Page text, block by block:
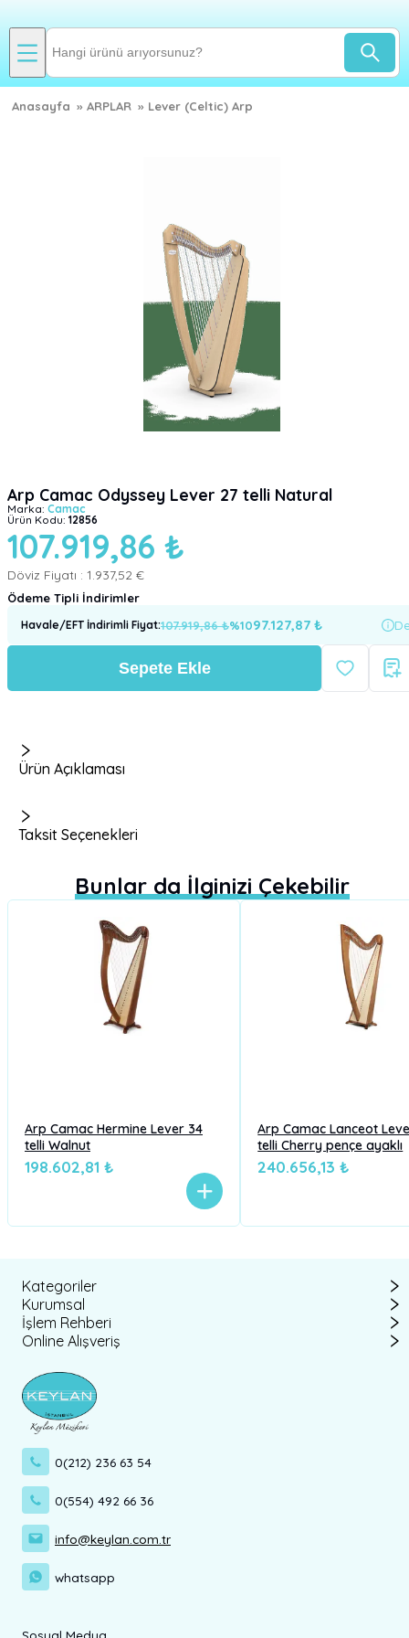
Anasayfa » ARPLAR » Lever (Celtic) Arp
Arp Camac Odyssey Lever 27 telli Natural
Marka: Camac
Ürün Kodu: 12856
107.919,86 ₺
Döviz Fiyatı : 1.937,52 €
Ödeme Tipli İndirimler
Havale/EFT İndirimli Fiyat:107.919,86₺%1097.127,87 ₺
Sepete Ekle
Ürün Açıklaması
Taksit Seçenekleri
Bunlar da İlginizi Çekebilir
Arp Camac Hermine Lever 34
telli Walnut
198.602,81 ₺
Arp Camac Lanceot
telli Cherry pençe ayaklı
240.656,13 ₺
Kategoriler
Kurumsal
İşlem Rehberi
Online Alışveriş
0(212) 236 63 54
0(554) 492 66 36
info@keylan.com.tr
whatsapp
Sosyal Medya